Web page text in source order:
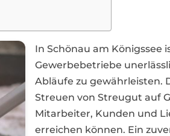
In Schönau am
Gewerbebetriebe
Abläufe zu gewährleisten.
Streuen von Streugut auf
Mitarbeiter, Kunden und
erreichen können. Ein